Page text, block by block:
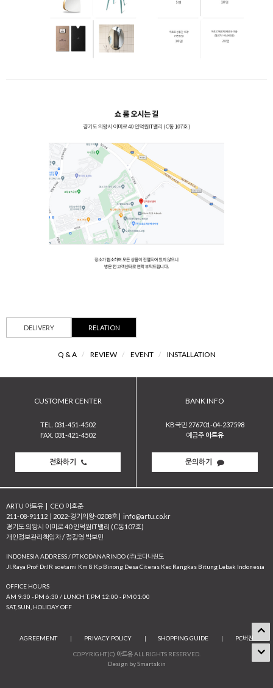
DELIVERY RELATION
Q & A / REVIEW / EVENT / INSTALLATION
CUSTOMER CENTER
TEL. 031-451-4502
FAX. 031-421-4502
전화하기
BANK INFO
KB국민 276701-04-237598
예금주 아트유
문의하기
ARTU 아트유 | CEO 이호준
211-08-91112 | 2022-경기의왕-0208호 | info@artu.co.kr
경기도 의왕시 이미로 40 인덕원IT밸리 (C동107호)
개인정보관리책임자 / 정길영 박보민
INDONESIA ADDRESS / PT KODANARINDO (주)코다나린도
JI.Raya Prof Dr.IR soetami Km 8 Kp Binong Desa Citeras Kec Rangkas Bitung Lebak Indonesia
OFFICE HOURS
AM 9:30 - PM 6:30 / LUNCH T. PM 12:00 - PM 01:00
SAT, SUN, HOLIDAY OFF
AGREEMENT | PRIVACY POLICY | SHOPPING GUIDE | PC버전
COPYRIGHT(C) 아트유ALL RIGHTS RESERVED.